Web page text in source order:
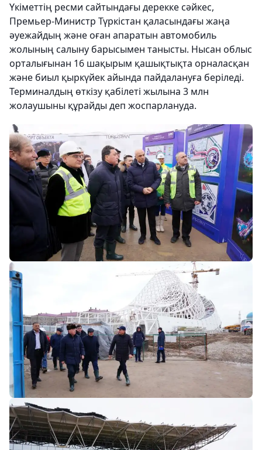
Үкіметтің ресми сайтындағы дерекке сәйкес,
Премьер-Министр Түркістан қаласындағы жаңа
әуежайдың және оған апаратын автомобиль
жолының салыну барысымен танысты. Нысан облыс
орталығынан 16 шақырым қашықтықта орналасқан
және биыл қыркүйек айында пайдалануға беріледі.
Терминалдың өткізу қабілеті жылына 3 млн
жолаушыны құрайды деп жоспарлануда.